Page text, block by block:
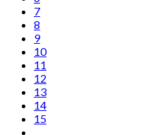
7
8
9
10
11
12
13
14
15